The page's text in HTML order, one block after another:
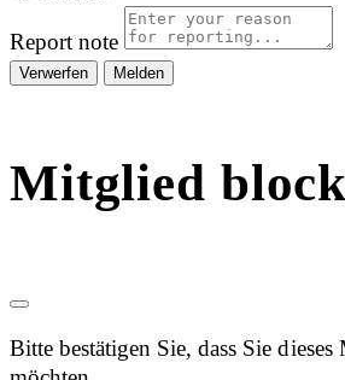
Report note
Melden
Mitglied
Bitte bestätigen Sie, dass Sie